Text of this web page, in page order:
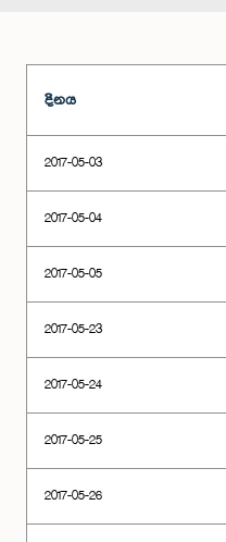
දිනය
2017-05-03
2017-05-04
2017-05-05
2017-05-23
2017-05-24
2017-05-25
2017-05-26